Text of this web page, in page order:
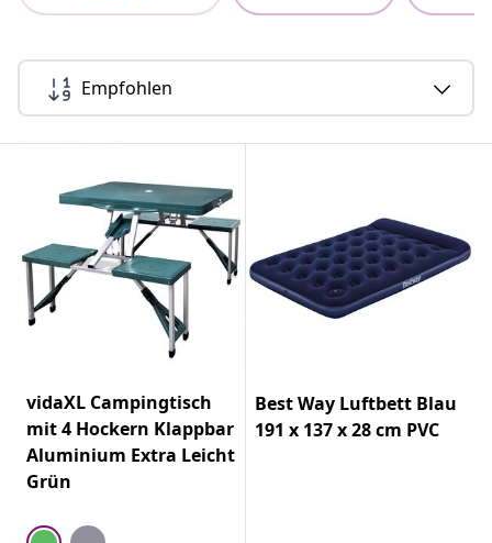
Empfohlen
vidaXL Campingtisch
mit 4 Hockern Klappbar
Aluminium Extra Leicht
Grün
Best Way Luftbett Blau
191 x 137 x 28 cm PVC